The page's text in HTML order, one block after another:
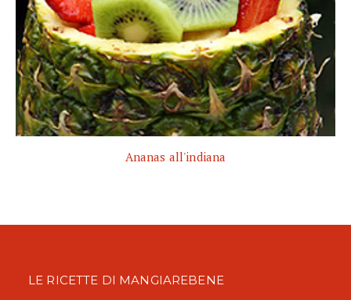
Ananas all'indiana
LE RICETTE DI MANGIAREBENE